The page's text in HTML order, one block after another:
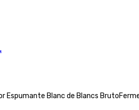
Espumante Blanc de Blancs